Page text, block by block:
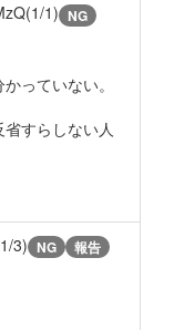
1) NG
っていない。
すらしない人
3) NG 報告